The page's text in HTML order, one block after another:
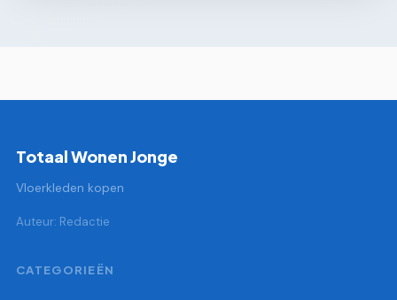
Totaal Wonen Jonge
Vloerkleden kopen
Auteur: Redactie
CATEGORIEËN